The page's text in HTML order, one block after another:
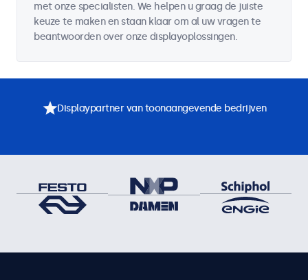
met onze specialisten. We helpen u graag de juiste
keuze te maken en staan klaar om al uw vragen te
beantwoorden over onze displayoplossingen.
Displaypartner van toonaangevende bedrijven